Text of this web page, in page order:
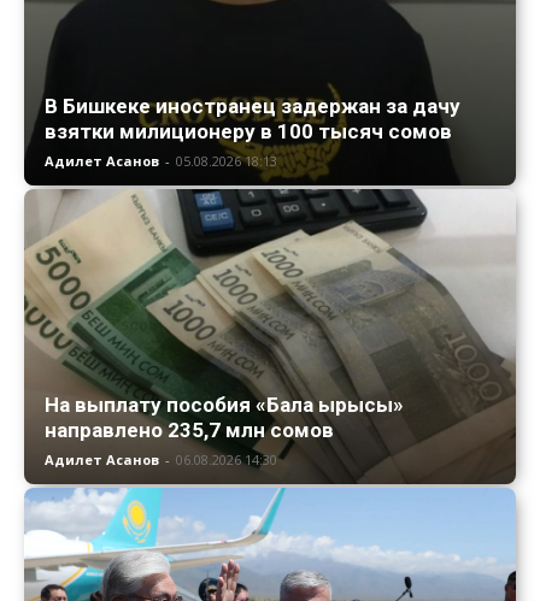
В Бишкеке иностранец задержан за дачу
взятки милиционеру в 100 тысяч сомов
Адилет Асанов - 05.08.2026 18:13
На выплату пособия «Бала ырысы»
направлено 235,7 млн сомов
Адилет Асанов - 06.08.2026 14:30